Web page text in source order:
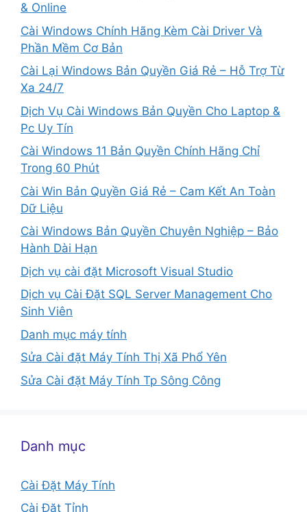
& Online
Cài Windows Chính Hãng Kèm Cài Driver Và
Phần Mềm Cơ Bản
Cài Lại Windows Bản Quyền Giá Rẻ – Hỗ Trợ Từ
Xa 24/7
Dịch Vụ Cài Windows Bản Quyền Cho Laptop &
Pc Uy Tín
Cài Windows 11 Bản Quyền Chính Hãng Chỉ
Trong 60 Phút
Cài Win Bản Quyền Giá Rẻ – Cam Kết An Toàn
Dữ Liệu
Cài Windows Bản Quyền Chuyên Nghiệp – Bảo
Hành Dài Hạn
Dịch vụ cài đặt Microsoft Visual Studio
Dịch vụ Cài Đặt SQL Server Management Cho
Sinh Viên
Danh mục máy tính
Sửa Cài đặt Máy Tính Thị Xã Phổ Yên
Sửa Cài đặt Máy Tính Tp Sông Công
Danh mục
Cài Đặt Máy Tính
Cài Đặt Tỉnh